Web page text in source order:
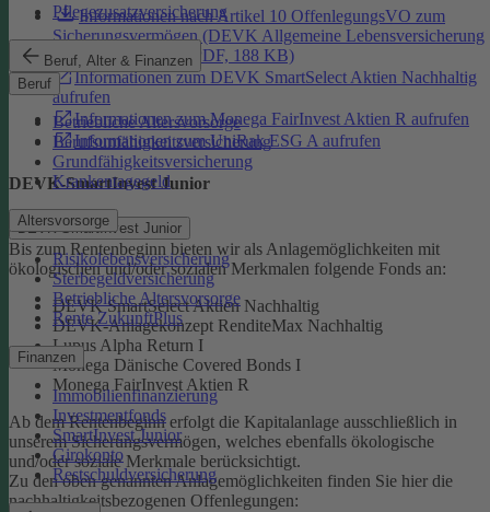
Pflegezusatzversicherung
Beruf, Alter & Finanzen
Beruf
Betriebliche Altersvorsorge
Berufsunfähigkeitsversicherung
Grundfähigkeitsversicherung
Krankentagegeld
Altersvorsorge
Risikolebensversicherung
Sterbegeldversicherung
Betriebliche Altersvorsorge
Rente ZukunftPlus
Finanzen
Immobilienfinanzierung
Investmentfonds
SmartInvest Junior
Girokonto
Restschuldversicherung
Informationen nach Artikel 10 OffenlegungsVO zum
Sicherungsvermögen (DEVK Allgemeine Lebensversicherung
AG) herunterladen (PDF, 188 KB)
Informationen zum DEVK SmartSelect Aktien Nachhaltig
aufrufen
Informationen zum Monega FairInvest Aktien R aufrufen
Informationen zum UniRak ESG A aufrufen
DEVK-SmartInvest Junior
DEVK-SmartInvest Junior
Bis zum Rentenbeginn bieten wir als Anlagemöglichkeiten mit
ökologischen und/oder sozialen Merkmalen folgende Fonds an:
DEVK SmartSelect Aktien Nachhaltig
DEVK-Anlagekonzept RenditeMax Nachhaltig
Lupus Alpha Return I
Monega Dänische Covered Bonds I
Monega FairInvest Aktien R
Ab dem Rentenbeginn erfolgt die Kapitalanlage ausschließlich in
unserem Sicherungsvermögen, welches ebenfalls ökologische
und/oder soziale Merkmale berücksichtigt.
Zu den oben genannten Anlagemöglichkeiten finden Sie hier die
nachhaltigkeitsbezogenen Offenlegungen: